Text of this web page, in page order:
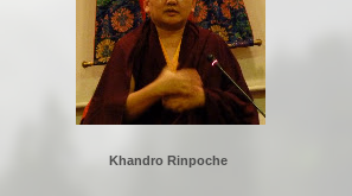
Khandro Rinpoche